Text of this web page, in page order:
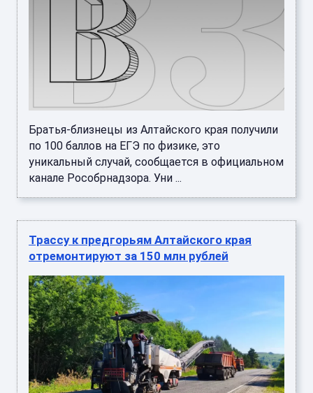
Братья-близнецы из Алтайского края получили
по 100 баллов на ЕГЭ по физике, это
уникальный случай, сообщается в официальном
канале Рособрнадзора. Уни ...
Трассу к предгорьям Алтайского края
отремонтируют за 150 млн рублей